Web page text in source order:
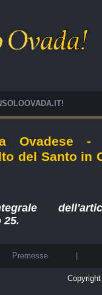
Ovadese -
del Santo in
25.
Premesse